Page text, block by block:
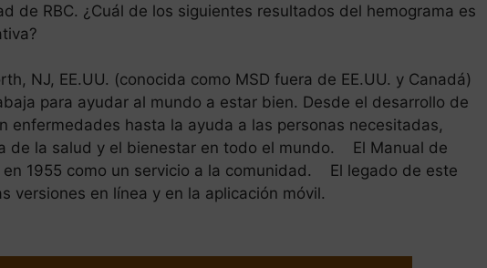
de RBC. ¿Cuál de los siguientes resultados del hemograma es
NJ, EE.UU. (conocida como MSD fuera de EE.UU. y Canadá)
para ayudar al mundo a estar bien. Desde el desarrollo de
enfermedades hasta la ayuda a las personas necesitadas,
de la salud y el bienestar en todo el mundo. El Manual de
1955 como un servicio a la comunidad. El legado de este
versiones en línea y en la aplicación móvil.